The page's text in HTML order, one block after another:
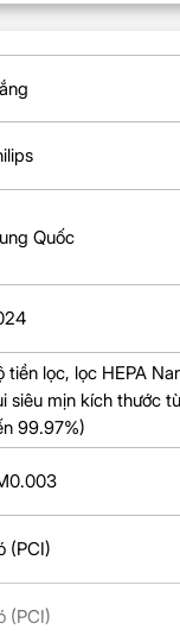
Quốc
tiền lọc, lọc HEPA
siêu mịn kích thước
99.97%)
(PCI)
(PCI)